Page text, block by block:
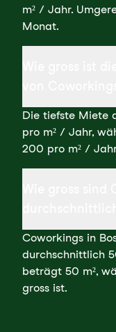
m² / Jahr.
Monat.
Die tiefste Miete
pro m² / Jahr,
200 pro m² /
Coworkings in
durchschnittlich
beträgt 50 m²,
gross ist.